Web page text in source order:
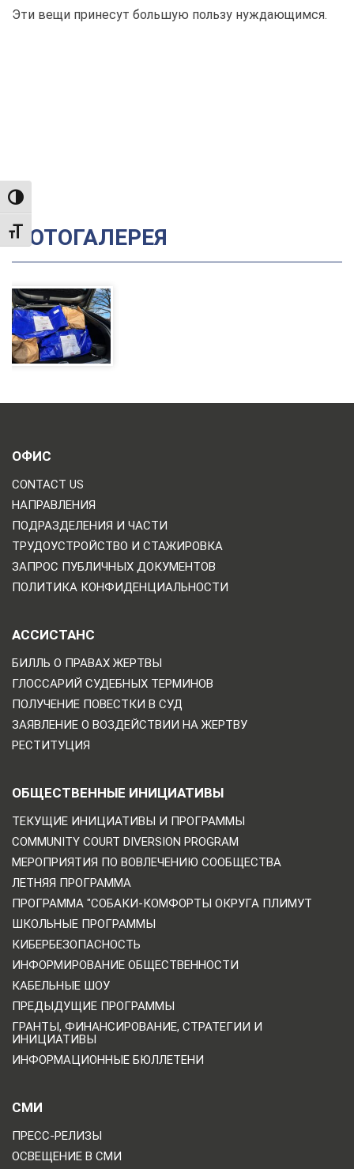
TOGGLE HIGH CONTRAST
TOGGLE FONT SIZE
Эти вещи принесут большую пользу нуждающимся.
ФОТОГАЛЕРЕЯ
ОФИС
CONTACT US
НАПРАВЛЕНИЯ
ПОДРАЗДЕЛЕНИЯ И ЧАСТИ
ТРУДОУСТРОЙСТВО И СТАЖИРОВКА
ЗАПРОС ПУБЛИЧНЫХ ДОКУМЕНТОВ
ПОЛИТИКА КОНФИДЕНЦИАЛЬНОСТИ
АССИСТАНС
БИЛЛЬ О ПРАВАХ ЖЕРТВЫ
ГЛОССАРИЙ СУДЕБНЫХ ТЕРМИНОВ
ПОЛУЧЕНИЕ ПОВЕСТКИ В СУД
ЗАЯВЛЕНИЕ О ВОЗДЕЙСТВИИ НА ЖЕРТВУ
РЕСТИТУЦИЯ
ОБЩЕСТВЕННЫЕ ИНИЦИАТИВЫ
ТЕКУЩИЕ ИНИЦИАТИВЫ И ПРОГРАММЫ
COMMUNITY COURT DIVERSION PROGRAM
МЕРОПРИЯТИЯ ПО ВОВЛЕЧЕНИЮ СООБЩЕСТВА
ЛЕТНЯЯ ПРОГРАММА
ПРОГРАММА "СОБАКИ-КОМФОРТЫ ОКРУГА ПЛИМУТ
ШКОЛЬНЫЕ ПРОГРАММЫ
КИБЕРБЕЗОПАСНОСТЬ
ИНФОРМИРОВАНИЕ ОБЩЕСТВЕННОСТИ
КАБЕЛЬНЫЕ ШОУ
ПРЕДЫДУЩИЕ ПРОГРАММЫ
ГРАНТЫ, ФИНАНСИРОВАНИЕ, СТРАТЕГИИ И
ИНИЦИАТИВЫ
ИНФОРМАЦИОННЫЕ БЮЛЛЕТЕНИ
СМИ
ПРЕСС-РЕЛИЗЫ
ОСВЕЩЕНИЕ В СМИ